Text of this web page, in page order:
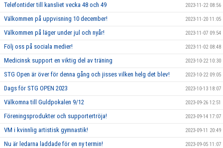
Telefontider till kansliet vecka 48 och 49 2023-11-22 08:56
Välkommen på uppvisning 10 december! 2023-11-20 11:05
Välkommen på läger under jul och nyår! 2023-11-07 09:54
Följ oss på sociala medier! 2023-11-02 08:48
Medicinsk support en viktig del av träning 2023-10-22 10:30
STG Open är över för denna gång och jisses vilken helg det blev! 2023-10-22 09:05
Dags för STG OPEN 2023 2023-10-13 18:07
Välkomna till Guldpokalen 9/12 2023-09-26 12:51
Föreningsprodukter och supportertröja! 2023-09-14 17:07
VM i kvinnlig artistisk gymnastik! 2023-09-11 20:49
Nu är ledarna laddade för en ny termin! 2023-09-05 11:07